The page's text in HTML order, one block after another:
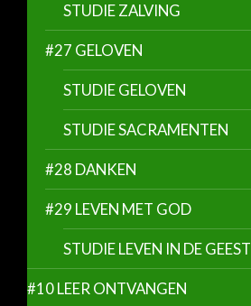
STUDIE ZALVING
#27 GELOVEN
STUDIE GELOVEN
STUDIE SACRAMENTEN
#28 DANKEN
#29 LEVEN MET GOD
STUDIE LEVEN IN DE GEEST
#10 LEER ONTVANGEN